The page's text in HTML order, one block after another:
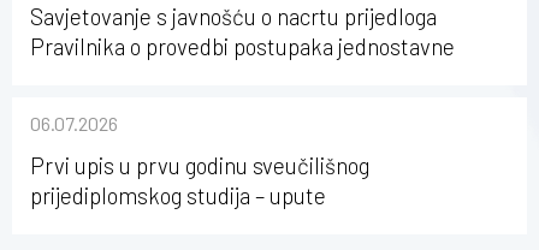
Savjetovanje s javnošću o nacrtu prijedloga
Pravilnika o provedbi postupaka jednostavne
Osijeku
06.07.2026
Prvi upis u prvu godinu sveučilišnog
prijediplomskog studija – upute